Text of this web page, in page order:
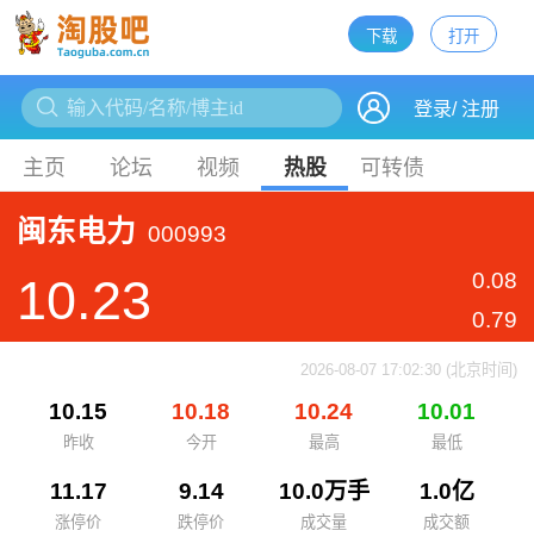
下载
登录/注册
主页 论坛 视频 热股 可转债
打开
下载
闽东电力 000993
10.23
0.08
0.79
2026-08-07 17:02:30 (北京时间)
10.15
昨收
10.18
今开
10.24
最高
10.01
最低
11.17
涨停价
9.14
跌停价
10.0万手
成交量
1.0亿
成交额